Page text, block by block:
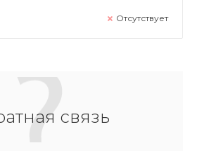
Отсутствует
связь